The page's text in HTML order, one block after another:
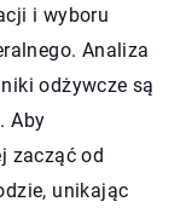
i wyboru
Analiza
odżywcze są
Aby
zacząć od
unikając